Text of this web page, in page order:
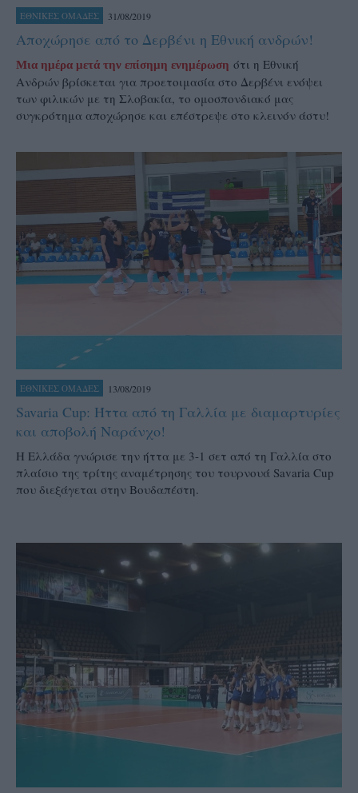
ΕΘΝΙΚΕΣ ΟΜΑΔΕΣ 31/08/2019
Αποχώρησε από το Δερβένι η Εθνική ανδρών!
Μια ημέρα μετά την επίσημη ενημέρωση ότι η Εθνική
Ανδρών βρίσκεται για προετοιμασία στο Δερβένι ενόψει
των φιλικών με τη Σλοβακία, το ομοσπονδιακό μας
συγκρότημα αποχώρησε και επέστρεψε στο κλεινόν άστυ!
ΕΘΝΙΚΕΣ ΟΜΑΔΕΣ 13/08/2019
Savaria Cup: Ήττα από τη Γαλλία με διαμαρτυρίες
και αποβολή Ναράνχο!
Η Ελλάδα γνώρισε την ήττα με 3-1 σετ από τη Γαλλία στο
πλαίσιο της τρίτης αναμέτρησης του τουρνουά Savaria Cup
που διεξάγεται στην Βουδαπέστη.